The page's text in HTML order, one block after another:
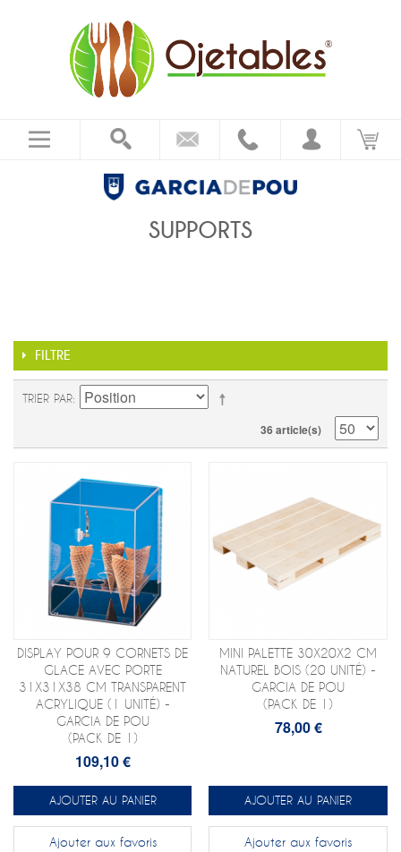
SUPPORTS
FILTRE
TRIER PAR
36 article(s)
DISPLAY POUR 9 CORNETS DE
GLACE AVEC PORTE
31X31X38 CM TRANSPARENT
ACRYLIQUE (1 UNITÉ) -
GARCIA DE POU
(PACK DE 1)
109,10 €
AJOUTER AU PANIER
Ajouter aux favoris
MINI PALETTE 30X20X2 CM
NATUREL BOIS (20 UNITÉ) -
GARCIA DE POU
(PACK DE 1)
78,00 €
AJOUTER AU PANIER
Ajouter aux favoris